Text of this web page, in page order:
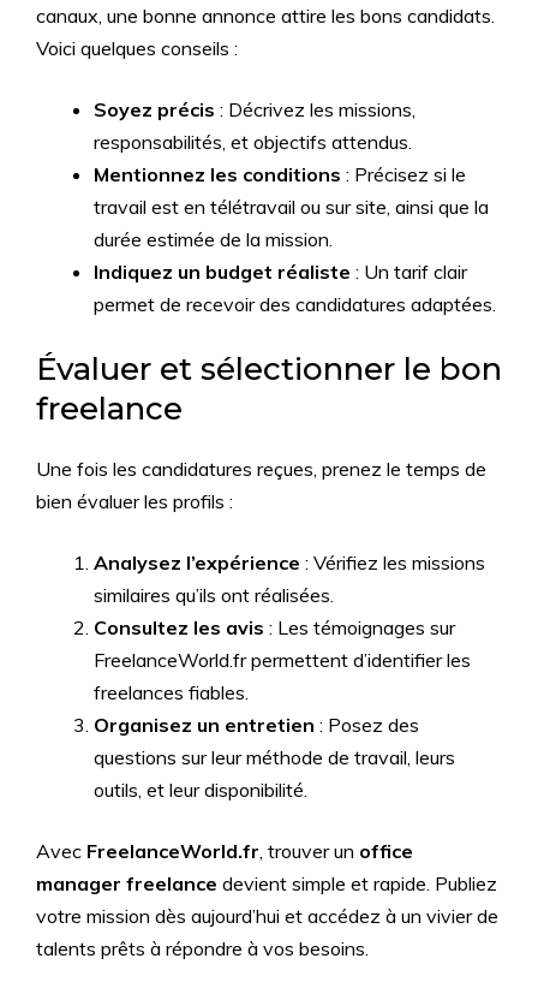
canaux, une bonne annonce attire les bons candidats.
Voici quelques conseils :
Soyez précis : Décrivez les missions,
responsabilités, et objectifs attendus.
Mentionnez les conditions : Précisez si le
travail est en télétravail ou sur site, ainsi que la
durée estimée de la mission.
Indiquez un budget réaliste : Un tarif clair
permet de recevoir des candidatures adaptées.
Évaluer et sélectionner le bon
freelance
Une fois les candidatures reçues, prenez le temps de
bien évaluer les profils :
Analysez l’expérience : Vérifiez les missions
similaires qu’ils ont réalisées.
Consultez les avis : Les témoignages sur
FreelanceWorld.fr permettent d’identifier les
freelances fiables.
Organisez un entretien : Posez des
questions sur leur méthode de travail, leurs
outils, et leur disponibilité.
Avec FreelanceWorld.fr, trouver un office
manager freelance devient simple et rapide. Publiez
votre mission dès aujourd’hui et accédez à un vivier de
talents prêts à répondre à vos besoins.